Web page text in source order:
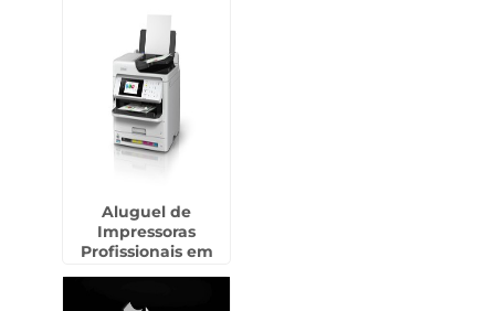
Aluguel de
Impressoras
Profissionais em